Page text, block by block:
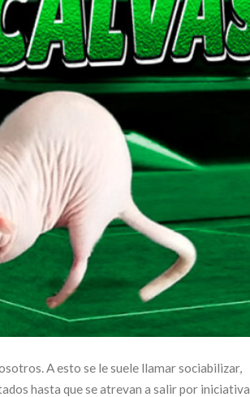
A esto se le suele llamar sociabilizar,
hasta que se atrevan a salir por iniciativa